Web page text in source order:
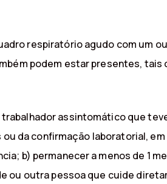
respiratório agudo com um
podem estar presentes,
assintomático que
ou da confirmação laboratorial,
b) permanecer a menos de 1
outra pessoa que cuide